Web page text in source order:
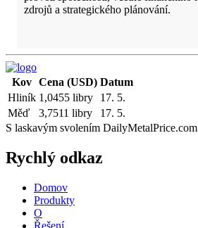
zdrojů a strategického plánování.
Kov Cena (USD) Datum
Hliník 1,0455 libry
17. 5.
Měď
3,7511 libry
17. 5.
S laskavým svolením DailyMetalPrice.com
Rychlý odkaz
Domov
Produkty
O
Řešení